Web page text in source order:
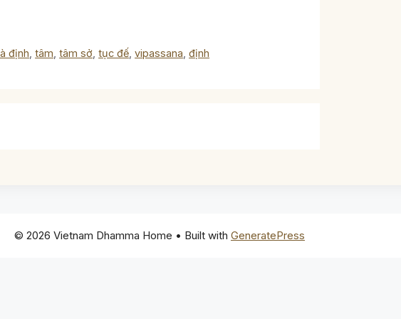
định ,tâm ,tâm sở ,tục đế ,vipassana ,định
© 2026 Vietnam Dhamma Home • Built with GeneratePress